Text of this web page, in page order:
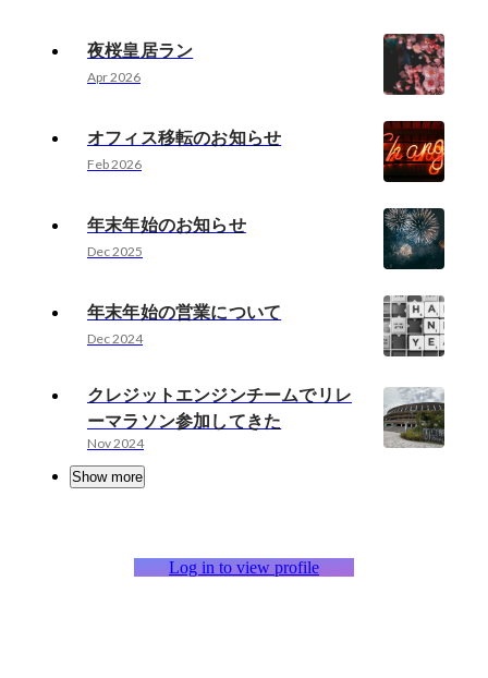
夜桜皇居ラン
Apr 2026
オフィス移転のお知らせ
Feb 2026
年末年始のお知らせ
Dec 2025
年末年始の営業について
Dec 2024
クレジットエンジンチームでリレ
ーマラソン参加してきた
Nov 2024
Show more
Log in to view profile